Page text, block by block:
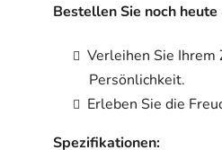
Bestellen Sie noch
Verleihen Sie Ihrem
Persönlichkeit.
Erleben Sie die
Spezifikationen: